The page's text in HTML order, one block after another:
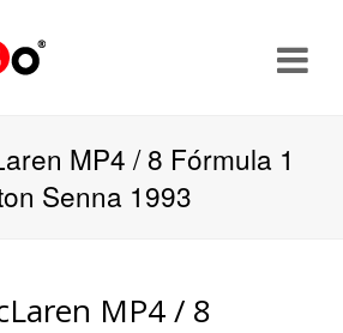
MP4 / 8 Fórmula 1
Senna 1993
MP4 / 8